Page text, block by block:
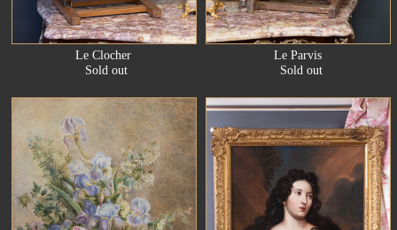
Le Clocher
Sold out
Le Parvis
Sold out